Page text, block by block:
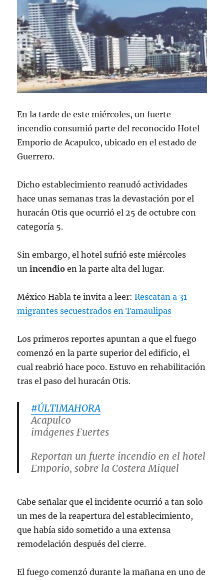
En la tarde de este miércoles, un fuerte
incendio consumió parte del reconocido Hotel
Emporio de Acapulco, ubicado en el estado de
Guerrero.
Dicho establecimiento reanudó actividades
hace unas semanas tras la devastación por el
huracán Otis que ocurrió el 25 de octubre con
categoría 5.
Sin embargo, el hotel sufrió este miércoles
unincendio en la parte alta del lugar.
México Habla te invita a leer:Rescatan a 31
migrantes secuestrados en Tamaulipas
Los primeros reportes apuntan a que el fuego
comenzó en la parte superior del edificio, el
cual reabrió hace poco. Estuvo en rehabilitación
tras el paso del huracán Otis.
#ÚLTIMAHORA
Acapulco
imágenes Fuertes
Reportan un fuerte incendio en el hotel
Emporio, sobre la Costera Miguel
Vía KY69pic.twitter.com/e0pxNMVIWj
— Luiz Ponce (@Bichitogatillo)
January 3, 2024
Cabe señalar que el incidente ocurrió a tan solo
un mes de la reapertura del establecimiento,
que había sido sometido a una extensa
remodelación después del cierre.
El fuego comenzó durante la mañana en uno de